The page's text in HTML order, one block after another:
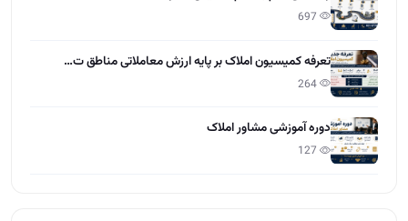
تعرفه کمیسیون املاک بر پایه ارزش معاملاتی مناطق ت…
دوره آموزشی مشاور املاک